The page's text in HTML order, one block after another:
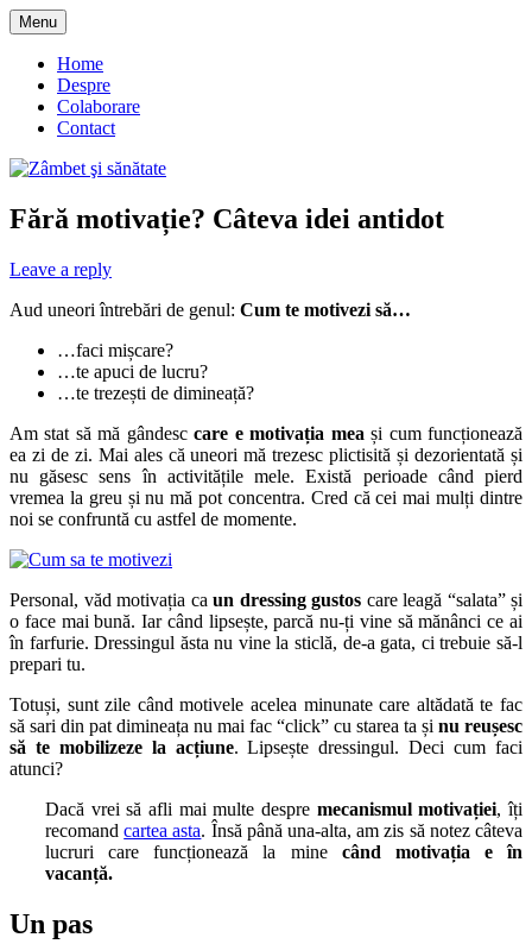
Skip
to
content
Zâmbet şi sănătate
Menu
Home
Despre
Colaborare
Contact
Fără motivație? Câteva idei antidot
Leave a reply
Aud uneori întrebări de genul: Cum te motivezi să…
…faci mișcare?
…te apuci de lucru?
…te trezești de dimineață?
Am stat să mă gândesccare e motivația mea și cum funcționează
ea zi de zi. Mai ales că uneori mă trezesc plictisită și dezorientată și
nu găsesc sens în activitățile mele. Există perioade când pierd
vremea la greu și nu mă pot concentra. Cred că cei mai mulți dintre
noi se confruntă cu astfel de momente.
Personal, văd motivația ca un dressing gustos care leagă “salata” și
o face mai bună. Iar când lipsește, parcă nu-ți vine să mănânci ce ai
în farfurie. Dressingul ăsta nu vine la sticlă, de-a gata, ci trebuie să-l
prepari tu.
Totuși, sunt zile când motivele acelea minunate care altădată te fac
să sari din pat dimineața nu mai fac “click” cu starea ta și nu reușesc
să te mobilizeze la acțiune. Lipsește dressingul. Deci cum faci
atunci?
Dacă vrei să afli mai multe despre mecanismul motivației, îți
recomandcartea asta. Însă până una-alta, am zis să notez câteva
lucruri care funcționează la mine când motivația e în
vacanță.
Un pas